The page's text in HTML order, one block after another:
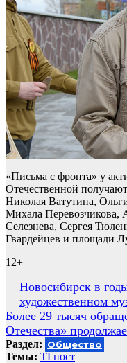
«Письма с фронта» у
Отечественной
Николая Ватутина,
Михала
Селезнева, Сергея
Гвардейцев и площади
12+
Навигация
по
записям
Новосибирск в
художественном
Более 29 тысяч
Отечества»
Раздел: Общество
Темы: ТГпост